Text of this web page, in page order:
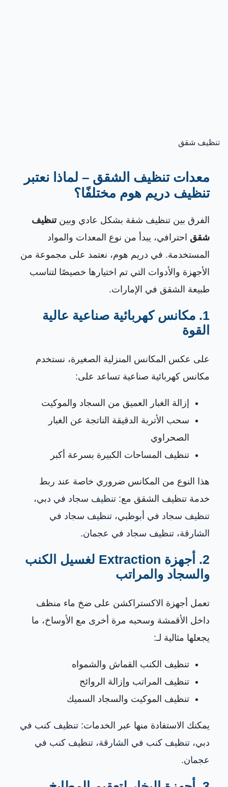
تنظيف شقق
معدات تنظيف الشقق – لماذا نعتبر
تنظيف دريم هوم مختلفًا؟
الفرق بين تنظيف شقة بشكل عادي وبينتنظيف
شقق احترافي، يبدأ من نوع المعدات والمواد
المستخدمة. في دريم هوم، نعتمد على مجموعة من
الأجهزة والأدوات التي تم اختيارها خصيصًا لتناسب
طبيعة الشقق في الإمارات.
1. مكانس كهربائية صناعية عالية
القوة
على عكس المكانس المنزلية الصغيرة، نستخدم
مكانس كهربائية صناعية تساعد على:
إزالة الغبار العميق من السجاد والموكيت
سحب الأتربة الدقيقة الناتجة عن الغبار
الصحراوي
تنظيف المساحات الكبيرة بسرعة أكبر
هذا النوع من المكانس ضروري خاصة عند ربط
خدمة تنظيف الشقق مع: تنظيف سجاد في دبي،
تنظيف سجاد في أبوظبي، تنظيف سجاد في
الشارقة، تنظيف سجاد في عجمان.
2. أجهزة Extraction لغسيل الكنب
والسجاد والمراتب
تعمل أجهزة الاكستراكشن على ضخ ماء منظف
داخل الأقمشة وسحبه مرة أخرى مع الأوساخ، ما
يجعلها مثالية لـ:
تنظيف الكنب القماش والشمواه
تنظيف المراتب وإزالة الروائح
تنظيف الموكيت والسجاد السميك
يمكنك الاستفادة منها عبر الخدمات: تنظيف كنب في
دبي، تنظيف كنب في الشارقة، تنظيف كنب في
عجمان.